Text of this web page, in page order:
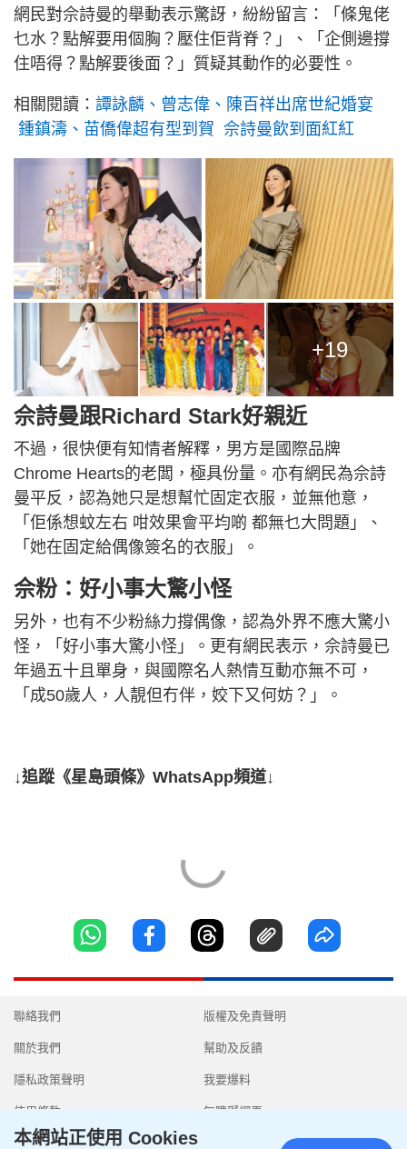
網民對佘詩曼的舉動表示驚訝，紛紛留言：「條鬼佬
乜水？點解要用個胸？壓住佢背脊？」、「企側邊撐
住唔得？點解要後面？」質疑其動作的必要性。
相關閱讀： 譚詠麟、曾志偉、陳百祥出席世紀婚宴
鍾鎮濤、苗僑偉超有型到賀 佘詩曼飲到面紅紅
+19
佘詩曼跟Richard Stark好親近
不過，很快便有知情者解釋，男方是國際品牌
Chrome Hearts的老闆，極具份量。亦有網民為佘詩
曼平反，認為她只是想幫忙固定衣服，並無他意，
「佢係想蚊左右 咁效果會平均啲 都無乜大問題」、
「她在固定給偶像簽名的衣服」。
佘粉：好小事大驚小怪
另外，也有不少粉絲力撐偶像，認為外界不應大驚小
怪，「好小事大驚小怪」。更有網民表示，佘詩曼已
年過五十且單身，與國際名人熱情互動亦無不可，
「成50歲人，人靚但冇伴，姣下又何妨？」。
↓追蹤《星島頭條》WhatsApp頻道↓
聯絡我們
關於我們
隱私政策聲明
使用條款
版權及免責聲明
幫助及反饋
我要爆料
無障礙網頁
本網站正使用 Cookies